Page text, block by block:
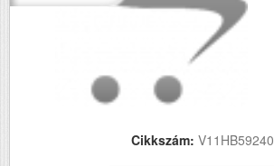
Cikkszám: V11HB59240